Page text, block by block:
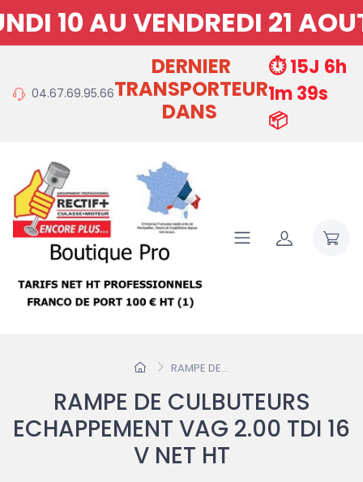
10 AU VENDREDI 21
04.67.69.95.66
DERNIER
TRANSPORTEUR
DANS
⏱️ 15J 6h
1m 39s
📦
RAMPE DE...
RAMPE DE CULBUTEURS
ECHAPPEMENT VAG 2.00 TDI 16
V NET HT